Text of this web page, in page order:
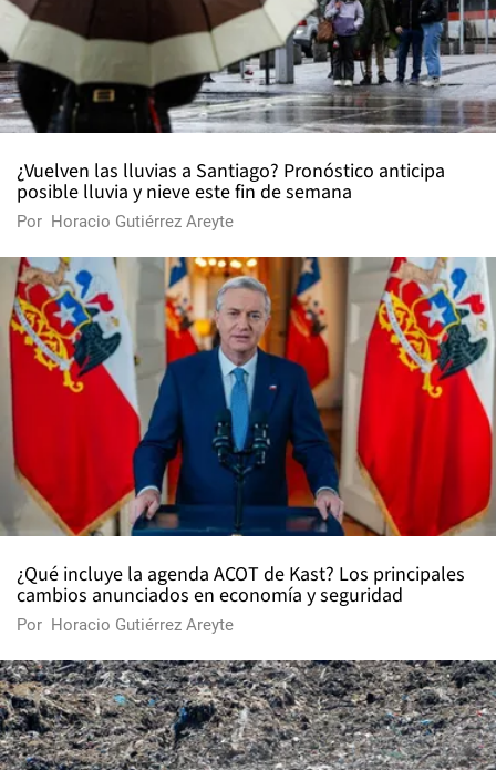
¿Vuelven las lluvias a Santiago? Pronóstico anticipa
posible lluvia y nieve este fin de semana
Por Horacio Gutiérrez Areyte
¿Qué incluye la agenda ACOT de Kast? Los principales
cambios anunciados en economía y seguridad
Por Horacio Gutiérrez Areyte